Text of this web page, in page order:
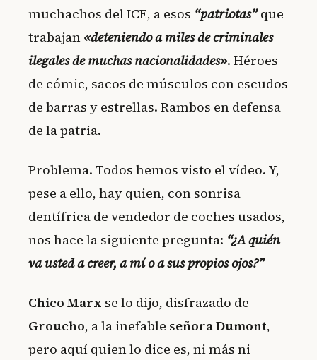
muchachos del ICE, a esos “patriotas”que
trabajan «deteniendo a miles de criminales
ilegales de muchas nacionalidades». Héroes
de cómic, sacos de músculos con escudos
de barras y estrellas. Rambos en defensa
de la patria.
Problema. Todos hemos visto el vídeo. Y,
pese a ello, hay quien, con sonrisa
dentífrica de vendedor de coches usados,
nos hace la siguiente pregunta: “¿A quién
va usted a creer, a mí o a sus propios ojos?”
Chico Marx se lo dijo, disfrazado de
Groucho, a la inefable señora Dumont,
pero aquí quien lo dice es, ni más ni